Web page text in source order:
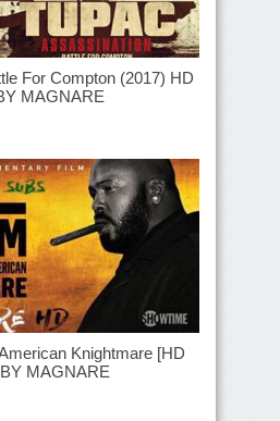
For Compton (2017) HD
MAGNARE
Knightmare [HD
MAGNARE